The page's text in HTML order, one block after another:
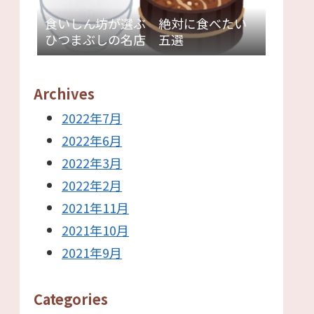
食いしん坊が選ぶ 絶対に食べたい
ひつまぶしの名店 五選
Archives
2022年7月
2022年6月
2022年3月
2022年2月
2021年11月
2021年10月
2021年9月
Categories